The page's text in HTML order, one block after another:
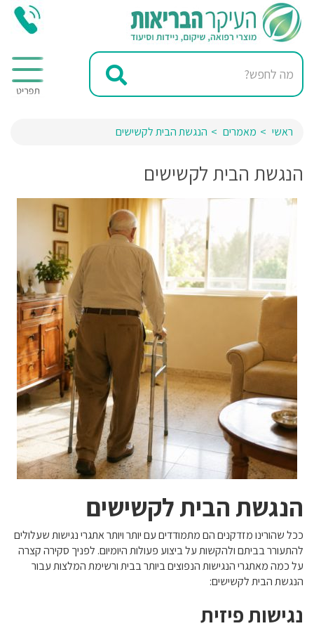
ראשי מאמרים הנגשת הבית לקשישים
הנגשת הבית לקשישים
הנגשת הבית לקשישים
ככל שהורינו מזדקנים הם מתמודדים עם יותר ויותר אתגרי נגישות שעלולים
להתעורר בביתם ולהקשות על ביצוע פעולות היומיום. לפניך סקירה קצרה
על כמה מאתגרי הנגישות הנפוצים ביותר בבית ורשימת המלצות עבור
הנגשת הבית לקשישים:
נגישות פיזית